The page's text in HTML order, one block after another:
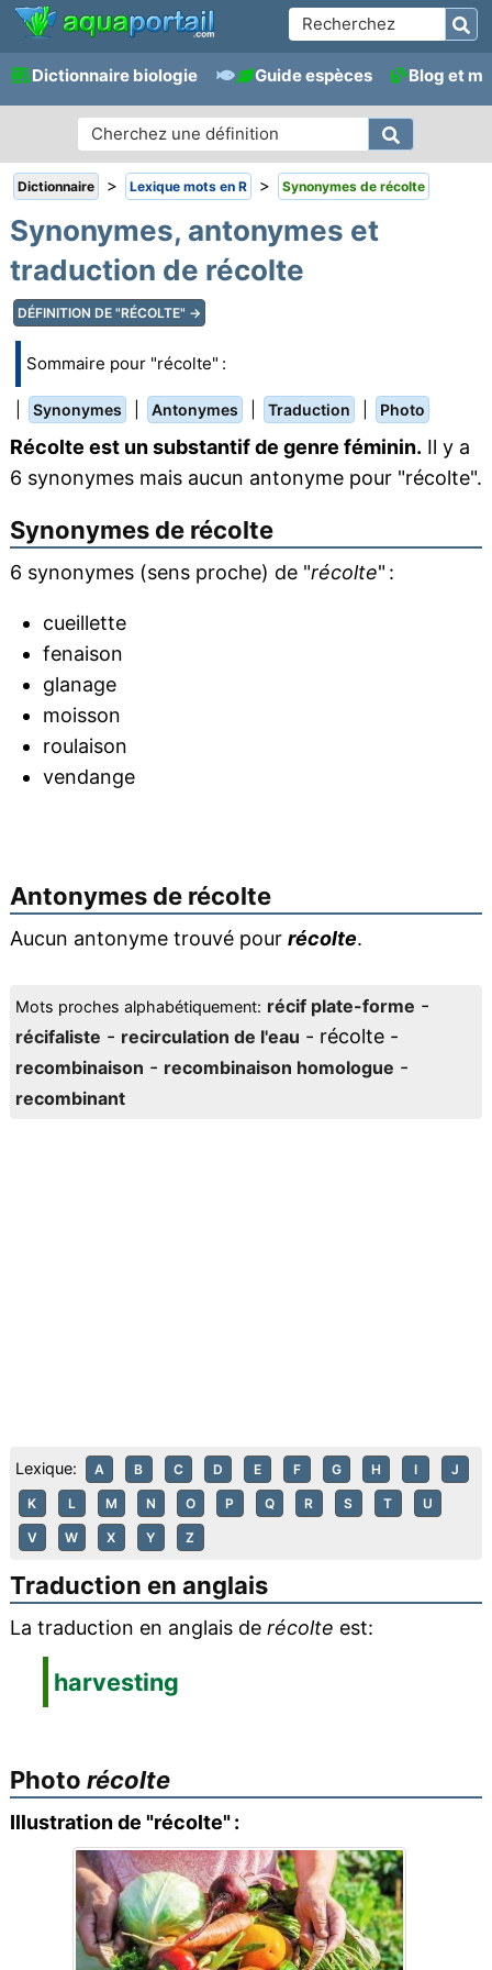
Dictionnaire biologie Guide espèces Blog et
Dictionnaire > Lexique mots en R > Synonymes de récolte
Synonymes, antonymes et
traduction de récolte
DÉFINITION DE "RÉCOLTE" →
Sommaire pour "récolte" :
Synonymes Antonymes Traduction Photo
Récolte est un substantif de genre féminin. Il y a
6 synonymes mais aucun antonyme pour "récolte".
Synonymes de récolte
6 synonymes (sens proche) de "récolte" :
cueillette
fenaison
glanage
moisson
roulaison
vendange
Antonymes de récolte
Aucun antonyme trouvé pour récolte.
Mots proches alphabétiquement: récif plate-forme -
récifaliste - recirculation de l'eau - récolte -
recombinaison - recombinaison homologue -
recombinant
Lexique: A B C D E F G H I J
K L M N O P Q R S T U
V W X Y Z
Traduction en anglais
La traduction en anglais de récolte est:
harvesting
Photo récolte
Illustration de "récolte" :